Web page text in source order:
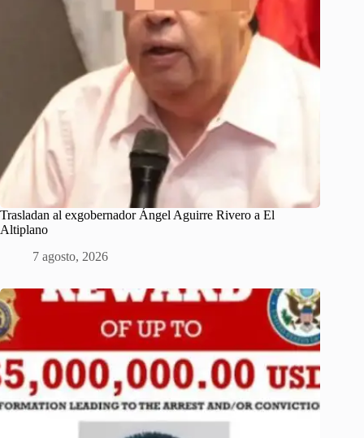
Trasladan al exgobernador Ángel Aguirre Rivero a El
Altiplano
7 agosto, 2026